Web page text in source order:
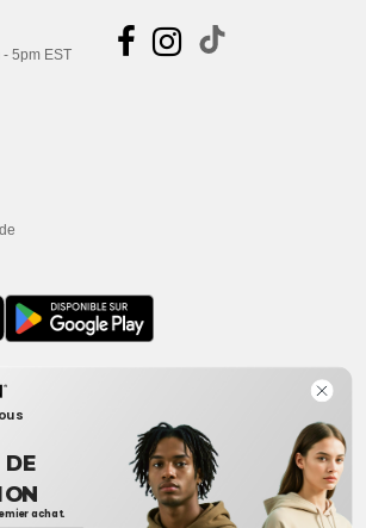
5pm EST
Suite 2500
retour. Pour les retours, voir ici
DE
achat.